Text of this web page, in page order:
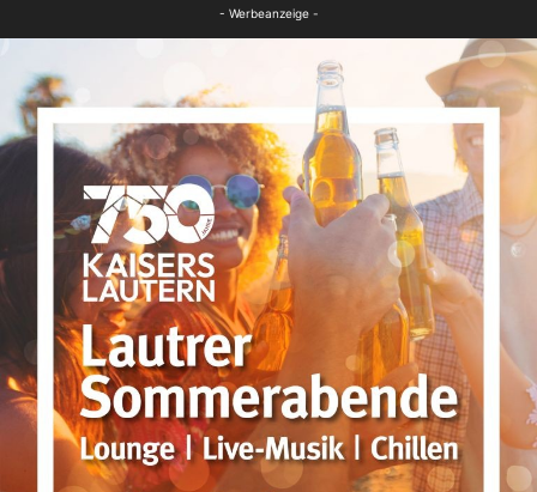
- Werbeanzeige -